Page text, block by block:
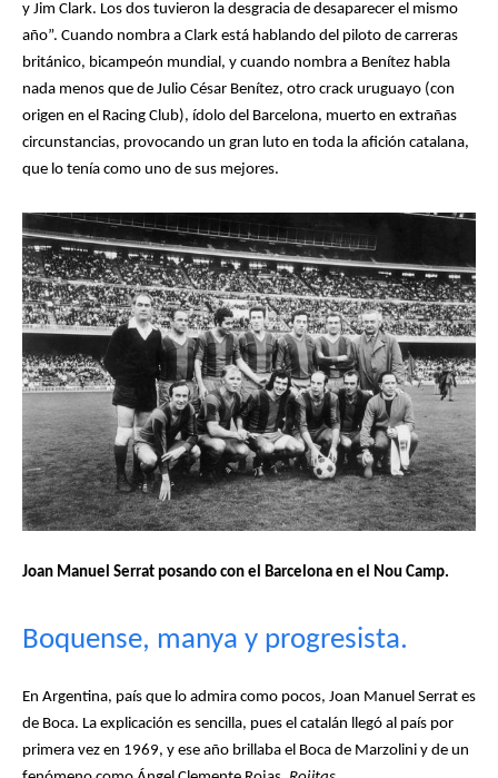
y Jim Clark. Los dos tuvieron la desgracia de desaparecer el mismo
año”. Cuando nombra a Clark está hablando del piloto de carreras
británico, bicampeón mundial, y cuando nombra a Benítez habla
nada menos que de Julio César Benítez, otro crack uruguayo (con
origen en el Racing Club), ídolo del Barcelona, muerto en extrañas
circunstancias, provocando un gran luto en toda la afición catalana,
que lo tenía como uno de sus mejores.
Joan Manuel Serrat posando con el Barcelona en el Nou Camp.
Boquense, manya y progresista.
En Argentina, país que lo admira como pocos, Joan Manuel Serrat es
de Boca. La explicación es sencilla, pues el catalán llegó al país por
primera vez en 1969, y ese año brillaba el Boca de Marzolini y de un